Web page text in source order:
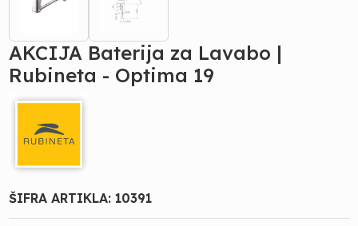
AKCIJA Baterija za Lavabo |
Rubineta - Optima 19
ŠIFRA ARTIKLA: 10391